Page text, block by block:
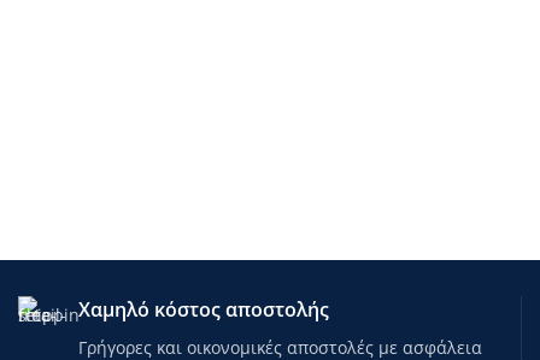
Χαμηλό κόστος αποστολής
Γρήγορες και οικονομικές αποστολές με ασφάλεια